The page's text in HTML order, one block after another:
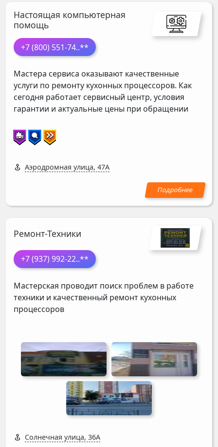
Настоящая компьютерная
помощь
+7 (800) 551-74..**
Мастера сервиса оказывают качественные
услуги по ремонту кухонных процессоров. Как
сегодня работает сервисный центр, условия
гарантии и актуальные цены при обращении
Аэродромная улица, 47А
Ремонт-Техники
+7 (937) 992-22..**
Мастерская проводит поиск проблем в работе
техники и качественный ремонт кухонных
процессоров
Солнечная улица, 36А